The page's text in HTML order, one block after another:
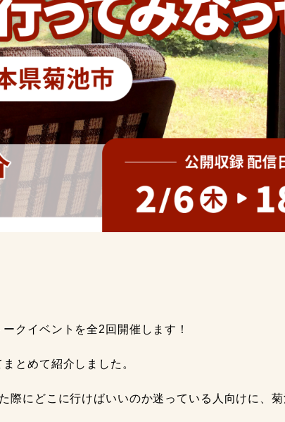
クイベントを全2回開催します！
とめて紹介しました。
にどこに行けばいいのか迷っている人向けに、